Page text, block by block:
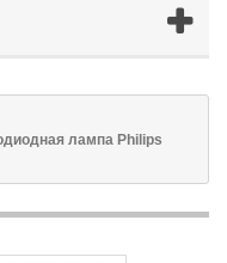
лампа Philips